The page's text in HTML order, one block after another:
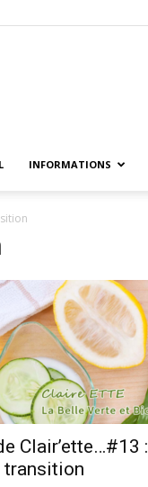
INFORMATIONS
Clair’ette…#13
transition